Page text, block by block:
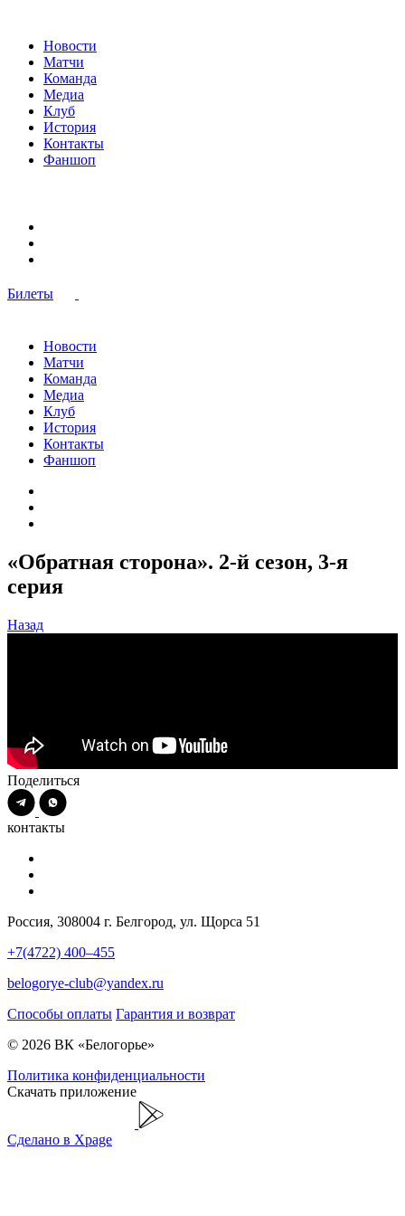
Новости
Матчи
Команда
Медиа
Клуб
История
Контакты
Фаншоп
Билеты
Новости
Матчи
Команда
Медиа
Клуб
История
Контакты
Фаншоп
«Обратная сторона». 2-й сезон, 3-я
серия
Назад
Поделиться
контакты
Россия, 308004 г. Белгород, ул. Щорса 51
+7(4722) 400–455
belogorye-club@yandex.ru
Способы оплаты Гарантия и возврат
© 2026 ВК «Белогорье»
Политика конфиденциальности
Скачать приложение
Сделано в Xpage